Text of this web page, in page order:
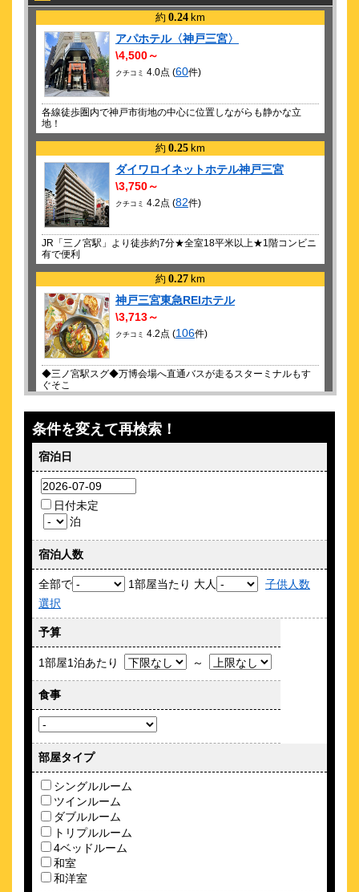
ORANGE RANGE オレンジレンジ LIVE TOUR 026-027
約 0.24 km
アパホテル〈神戸三宮〉
\4,500～
クチコミ 4.0点 (60件)
各線徒歩圏内で神戸市街地の中心に位置しながらも静かな立
地！
約 0.25 km
ダイワロイネットホテル神戸三宮
\3,750～
クチコミ 4.2点 (82件)
JR「三ノ宮駅」より徒歩約7分★全室18平米以上★1階コンビニ
有で便利
約 0.27 km
神戸三宮東急REIホテル
\3,713～
クチコミ 4.2点 (106件)
◆三ノ宮駅スグ◆万博会場へ直通バスが走るスターミナルもす
ぐそこ
約 0.28 km
東横ＩＮＮ 神戸三宮駅市役所前
神戸国際会館まで徒歩5分！朝食・小学生以下添い寝無料
\4,250～
クチコミ4.2点 (34 件)
約 0.3 km
レムプラス神戸三宮
阪急「神戸三宮駅」JR・市営地下鉄「三宮駅」直結で利便性も
抜群！
神戸ルミナスホテル三宮
\3,350～
クチコミ
JR三ノ宮駅５分旧居留地内、客室大型テレビ、ソファ、Ｗｉｆ
ｉ無料
条件を変えて再検索！
宿泊日
日付未定
泊
宿泊人数
全部で 1部屋当たり 大人
子供人数
選択
予算
1部屋1泊あたり ～
食事
部屋タイプ
シングルルーム
ツインルーム
ダブルルーム
トリプルルーム
4ベッドルーム
和室
和洋室